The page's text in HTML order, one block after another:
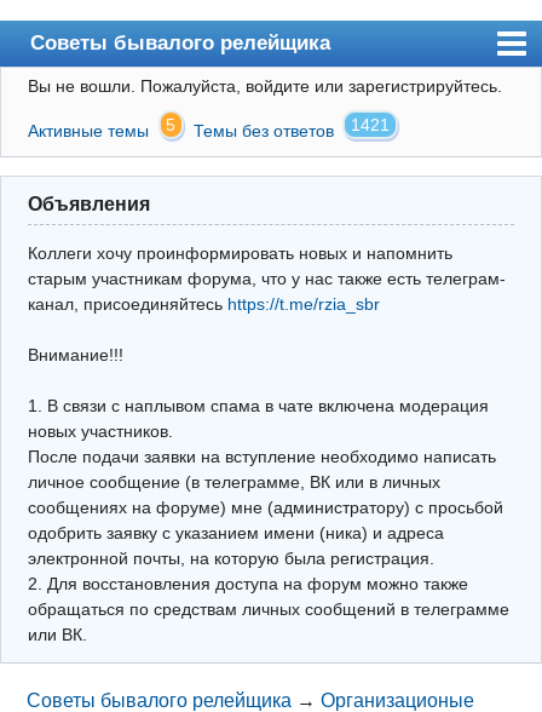
Советы бывалого релейщика
Форум
Правила
Поиск
Регистрация
Архив
Почта
Поиск релейщика
Видео РЗиА
Фотохостинг
Телеграм
Вы не вошли. Пожалуйста, войдите или зарегистрируйтесь.
Активные темы 5 Темы без ответов 1421
Объявления
Коллеги хочу проинформировать новых и напомнить
старым участникам форума, что у нас также есть телеграм-
канал, присоединяйтесь https://t.me/rzia_sbr
Внимание!!!
1. В связи с наплывом спама в чате включена модерация
новых участников.
После подачи заявки на вступление необходимо написать
личное сообщение (в телеграмме, ВК или в личных
сообщениях на форуме) мне (администратору) с просьбой
одобрить заявку с указанием имени (ника) и адреса
электронной почты, на которую была регистрация.
2. Для восстановления доступа на форум можно также
обращаться по средствам личных сообщений в телеграмме
или ВК.
Советы бывалого релейщика →Организационые